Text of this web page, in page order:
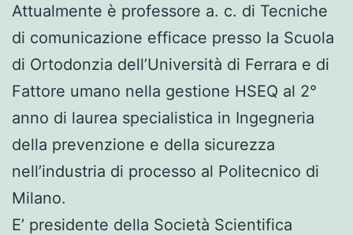
Attualmente è professore a. c. di Tecniche
di comunicazione efficace presso la Scuola
di Ortodonzia dell’Università di Ferrara e di
Fattore umano nella gestione HSEQ al 2°
anno di laurea specialistica in Ingegneria
della prevenzione e della sicurezza
nell’industria di processo al Politecnico di
Milano.
E’ presidente della Società Scientifica